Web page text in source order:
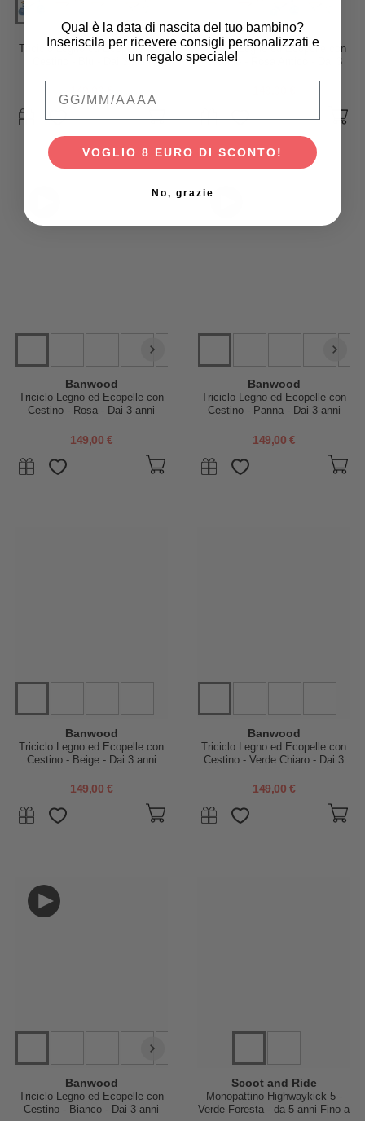
Banwood
Triciclo Legno ed Ecopelle con
Cestino - Blu - Dai 3 anni
Banwood
Triciclo Legno ed Ecopelle con
Cestino - Rosa Antico - Dai 3
Banwood
Triciclo Legno ed Ecopelle con
Cestino - Rosa - Dai 3 anni
149,00 €
Banwood
Triciclo Legno ed Ecopelle con
Cestino - Panna - Dai 3 anni
149,00 €
Banwood
Triciclo Legno ed Ecopelle con
Cestino - Beige - Dai 3 anni
149,00 €
Banwood
Triciclo Legno ed Ecopelle con
Cestino - Verde Chiaro - Dai 3
149,00 €
Banwood
Triciclo Legno ed Ecopelle con
Cestino - Bianco - Dai 3 anni
Scoot and Ride
Monopattino Highwaykick 5 -
Verde Foresta - da 5 anni Fino a
Qual è la data di nascita del tuo bambino?
Inseriscila per ricevere consigli personalizzati e
un regalo speciale!
VOGLIO 8 EURO DI SCONTO!
No, grazie